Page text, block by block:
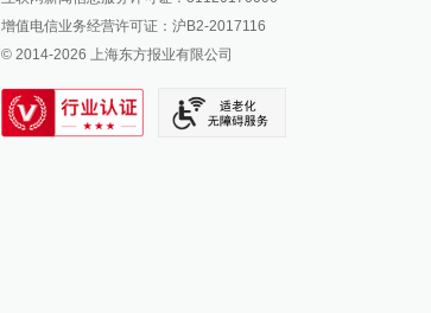
派生万物开放平台
IP SHANGHAI
SIXTH TONE
增值电信业务经营许可证：沪B2-2017116
© 2014-2026 上海东方报业有限公司